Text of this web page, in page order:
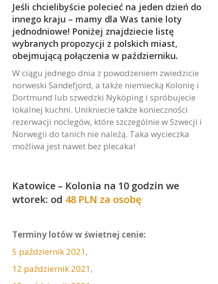
Jeśli chcielibyście polecieć na jeden dzień do
innego kraju – mamy dla Was tanie loty
jednodniowe! Poniżej znajdziecie listę
wybranych propozycji z polskich miast,
obejmującą połączenia w październiku.
W ciągu jednego dnia z powodzeniem zwiedzicie
norweski Sandefjord, a także niemiecką Kolonię i
Dortmund lub szwedzki Nyköping i spróbujecie
lokalnej kuchni. Unikniecie także konieczności
rezerwacji noclegów, które szczególnie w Szwecji i
Norwegii do tanich nie należą. Taka wycieczka
możliwa jest nawet bez plecaka!
Katowice – Kolonia na 10 godzin we
wtorek: od 48 PLN za osobę
Terminy lotów w świetnej cenie:
5 październik 2021,
12 październik 2021,